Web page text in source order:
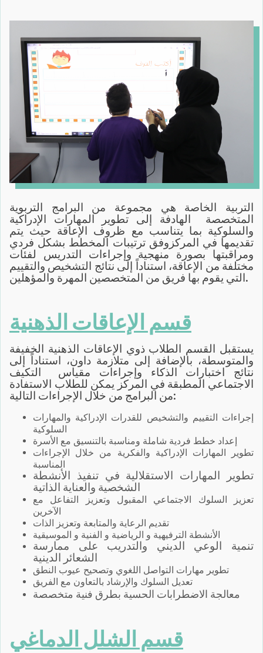
التربية الخاصة هي مجموعة من البرامج التربوية
المتخصصة الهادفة إلى تطوير المهارات الإدراكية
والسلوكية بما يتناسب مع ظروف الإعاقة حيث يتم
تقديمها في المركزوفق ترتيبات المخطط بشكل فردي
ومراقبتها بصورة منهجية وإجراءات التدريس لفئات
مختلفة من الإعاقة، استناداً إلى نتائج التشخيص والتقييم
التي يقوم بها فريق من المتخصصين المهرة والمؤهلين.
قسم الإعاقات الذهنية
يستقبل القسم الطلاب ذوي الإعاقات الذهنية الخفيفة
والمتوسطة، بالإضافة إلى متلازمة داون، استناداً إلى
نتائج اختبارات الذكاء وإجراءات مقياس التكيف
الاجتماعي المطبقة في المركز يمكن للطلاب الاستفادة
من البرامج من خلال الإجراءات التالية:
إجراءات التقييم والتشخيص للقدرات الإدراكية والمهارات
السلوكية
إعداد خطط فردية شاملة ومناسبة بالتنسيق مع الأسرة
تطوير المهارات الإدراكية والفكرية من خلال الإجراءات
المناسبة
تطوير المهارات الاستقلالية في تنفيذ الأنشطة
الشخصية والعناية الذاتية
تعزيز السلوك الاجتماعي المقبول وتعزيز التفاعل مع
الآخرين
تقديم الرعاية والمتابعة وتعزيز الذات
الأنشطة الترفيهية و الرياضية و الفنية و الموسيقية
تنمية الوعي الديني والتدريب على ممارسة
الشعائر الدينية
تطوير مهارات التواصل اللغوي وتصحيح عيوب النطق
تعديل السلوك والإرشاد بالتعاون مع الفريق
معالجة الاضطرابات الحسية بطرق فنية متخصصة
قسم الشلل الدماغي